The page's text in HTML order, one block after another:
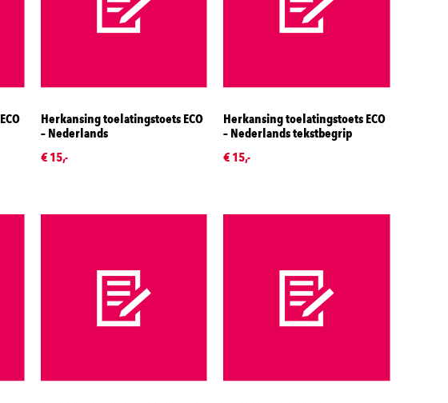
Herkansing toelatingstoets ECO
– Nederlands
€ 15,-
Herkansing toelatingstoets ECO
– Nederlands tekstbegrip
€ 15,-